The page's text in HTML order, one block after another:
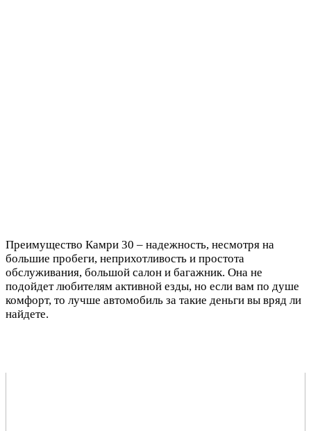
Преимущество Камри 30 – надежность, несмотря на
большие пробеги, неприхотливость и простота
обслуживания, большой салон и багажник. Она не
подойдет любителям активной езды, но если вам по душе
комфорт, то лучше автомобиль за такие деньги вы вряд ли
найдете.